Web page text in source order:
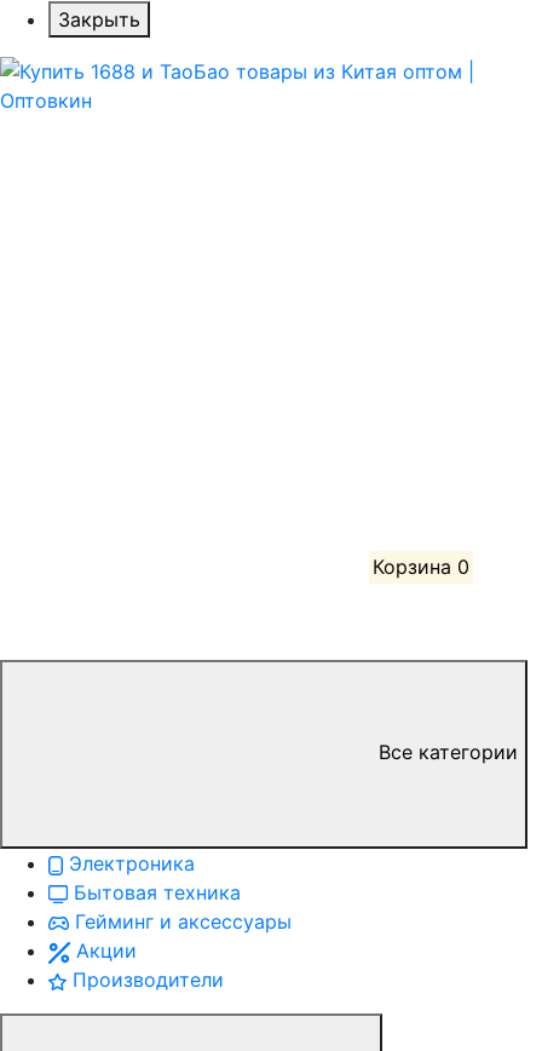
Закрыть
Корзина 0
Все категории
Электроника
Бытовая техника
Гейминг и аксессуары
Акции
Производители